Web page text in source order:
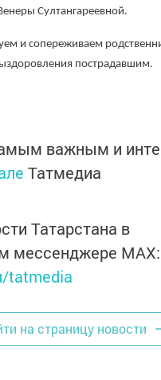
Султангареевной.
и сопереживаем
пострадавшим.
важным и
Татмедиа
Татарстана в
мессенджере MАХ:
tatmedia
на страницу новости